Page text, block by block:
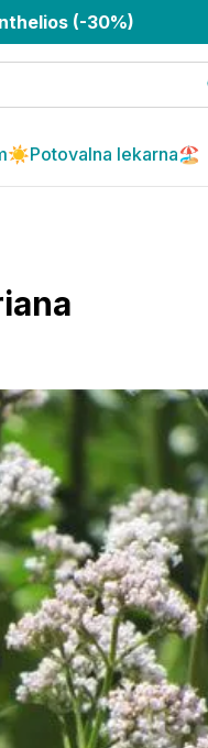
(-30%)
Potovalna lekarna🏖️